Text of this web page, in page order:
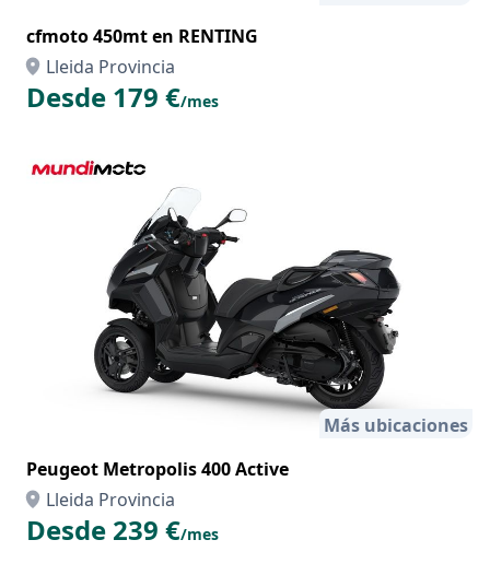
cfmoto 450mt en RENTING
Lleida Provincia
Desde 179 €/mes
Más ubicaciones
Peugeot Metropolis 400 Active
Lleida Provincia
Desde 239 €/mes